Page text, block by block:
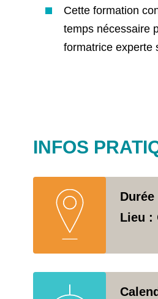
Cette formation
temps nécessaire
formatrice experte
INFOS
Durée
Lieu :